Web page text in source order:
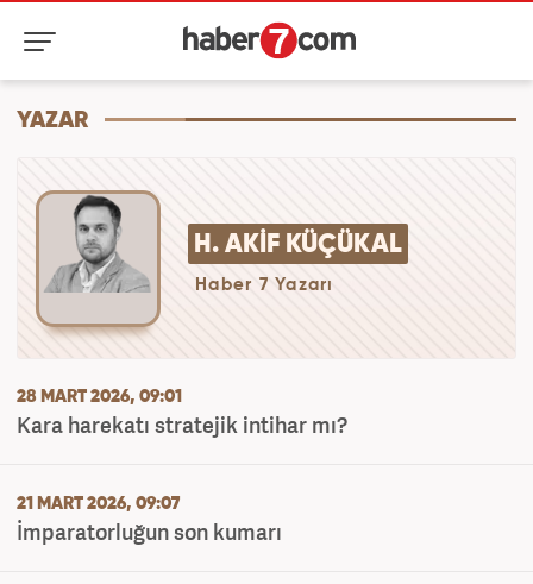
YAZAR
H. AKIF KÜÇÜKAL
Haber 7 Yazarı
28 MART 2026, 09:01
Kara harekatı stratejik intihar mı?
21 MART 2026, 09:07
İmparatorluğun son kumarı